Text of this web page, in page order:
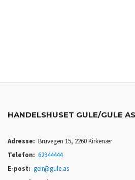
HANDELSHUSET GULE/GULE AS
Adresse: Bruvegen 15, 2260 Kirkenær
Telefon: 62944444
E-post: geir@gule.as